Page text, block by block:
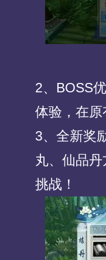
2、BOSS
体验，在
3、全新奖
丸、仙品
挑战！